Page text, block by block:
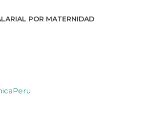
POR MATERNIDAD